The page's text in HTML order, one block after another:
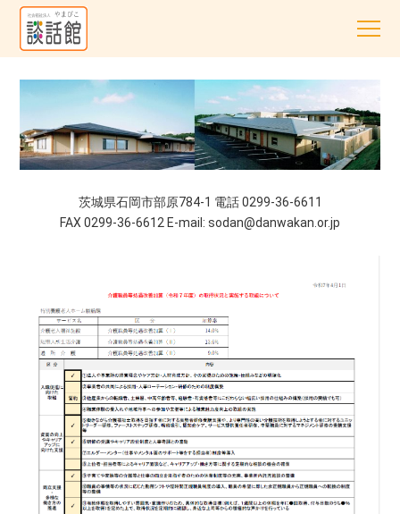
茨城県石岡市部原784-1 電話 0299-36-6611
FAX 0299-36-6612 E-mail: sodan@danwakan.or.jp